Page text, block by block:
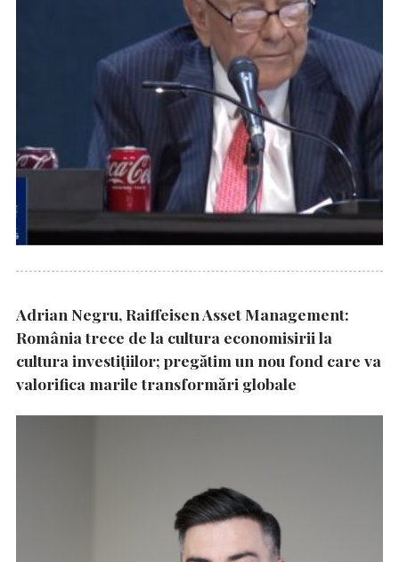
Adrian Negru, Raiffeisen Asset Management:
România trece de la cultura economisirii la
cultura investițiilor; pregătim un nou fond care va
valorifica marile transformări globale